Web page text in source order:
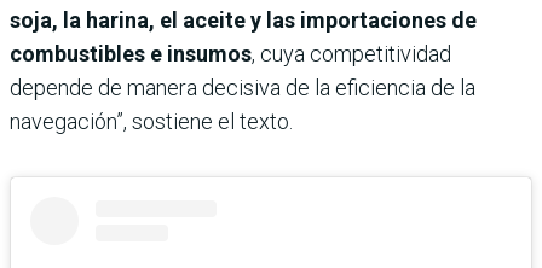
soja, la harina, el aceite y las importaciones de
combustibles e insumos, cuya competitividad
depende de manera decisiva de la eficiencia de la
navegación”, sostiene el texto.